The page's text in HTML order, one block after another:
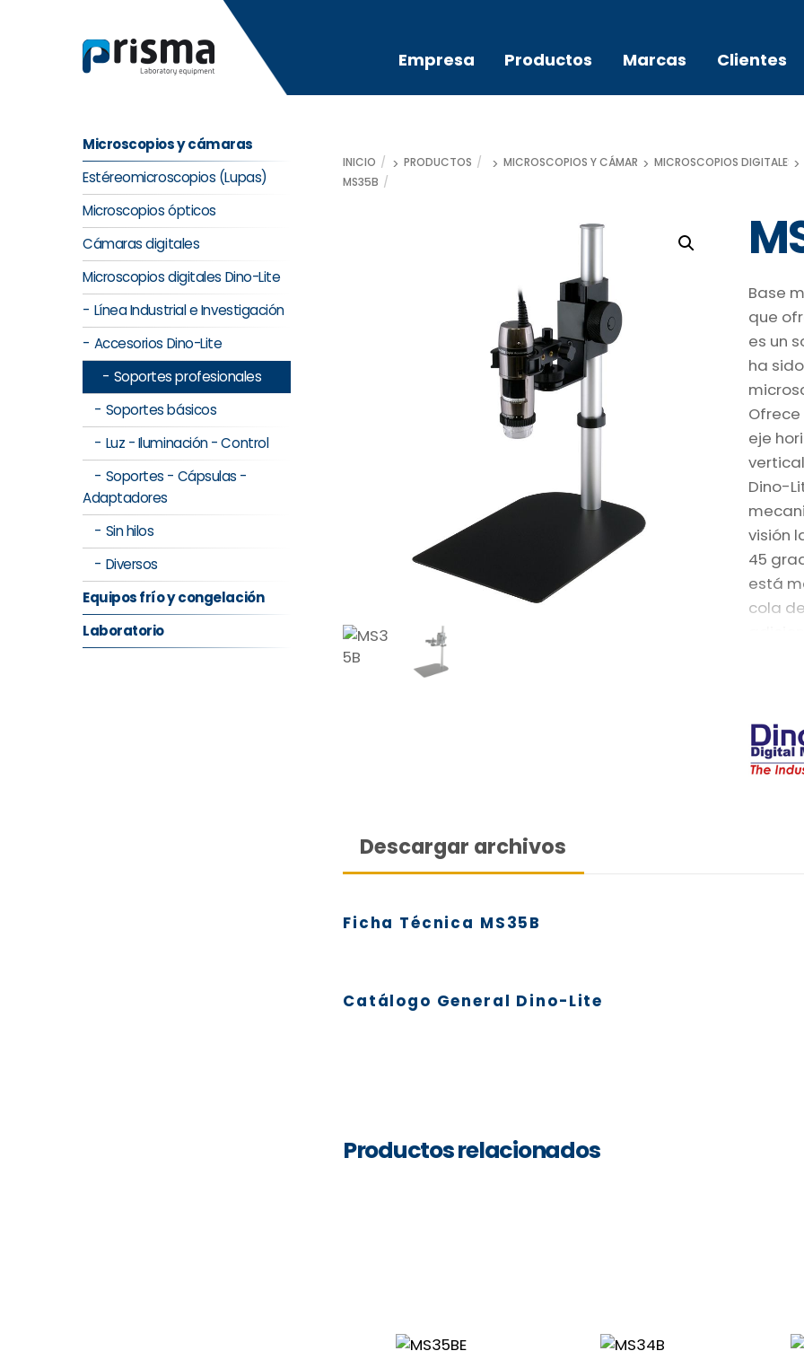
Empresa Productos Marcas Clientes
INICIO PRODUCTOS MICROSCOPIOS Y CÁMARAS MICROSCOPIOS DIGITALES
MS35B
Base
que
es un
ha
eje
Dino-
visión
45
está
cola
Descargar archivos
Ficha Técnica MS35B
Catálogo General Dino-Lite
Productos relacionados
Microscopios y cámaras
Estéreomicroscopios (Lupas)
Microscopios ópticos
Cámaras digitales
Microscopios digitales Dino-Lite
Línea Industrial e Investigación
Accesorios Dino-Lite
Soportes profesionales
Soportes básicos
Luz - Iluminación - Control
Soportes - Cápsulas -
Adaptadores
Sin hilos
Diversos
Equipos frío y congelación
Laboratorio